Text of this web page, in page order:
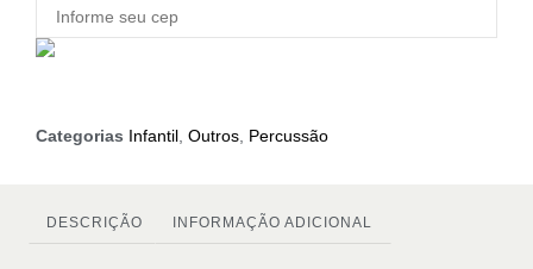
Categorias Infantil Outros Percussão
DESCRIÇÃO INFORMAÇÃO ADICIONAL